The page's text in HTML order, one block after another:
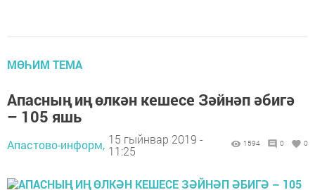
МӨҺИМ ТЕМА
Апасның иң өлкән кешесе Зәйнәп әбигә
– 105 яшь
Апастово-информ, 15 гыйнвар 2019 -
11:25
1594 0 0